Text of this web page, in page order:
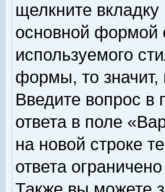
щелкните
основной формой
используемого
формы, то значит,
Введите вопрос в
ответа в поле
на новой строке
ответа